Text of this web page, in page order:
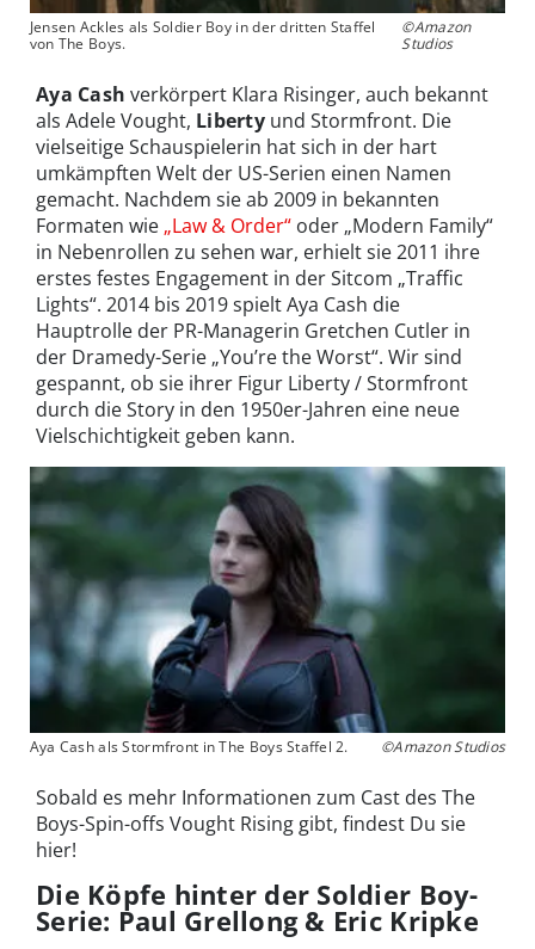
Jensen Ackles als Soldier Boy in der dritten Staffel
von The Boys.
©Amazon
Studios
Aya Cash verkörpert Klara Risinger, auch bekannt
als Adele Vought, Libertyund Stormfront. Die
vielseitige Schauspielerin hat sich in der hart
umkämpften Welt der US-Serien einen Namen
gemacht. Nachdem sie ab 2009 in bekannten
Formaten wie „Law & Order“ oder „Modern Family“
in Nebenrollen zu sehen war, erhielt sie 2011 ihre
erstes festes Engagement in der Sitcom „Traffic
Lights“. 2014 bis 2019 spielt Aya Cash die
Hauptrolle der PR-Managerin Gretchen Cutler in
der Dramedy-Serie „You’re the Worst“. Wir sind
gespannt, ob sie ihrer Figur Liberty / Stormfront
durch die Story in den 1950er-Jahren eine neue
Vielschichtigkeit geben kann.
Aya Cash als Stormfront in The Boys Staffel 2. ©Amazon Studios
Sobald es mehr Informationen zum Cast des The
Boys-Spin-offs Vought Rising gibt, findest Du sie
hier!
Die Köpfe hinter der Soldier Boy-
Serie: Paul Grellong & Eric Kripke